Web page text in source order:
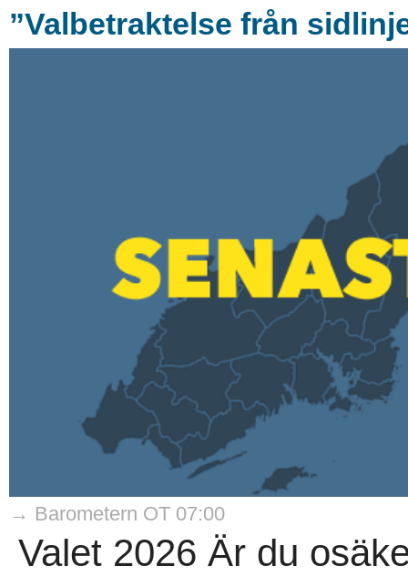
”Valbetraktelse från
→ Barometern OT 07:00
Valet 2026 Är du